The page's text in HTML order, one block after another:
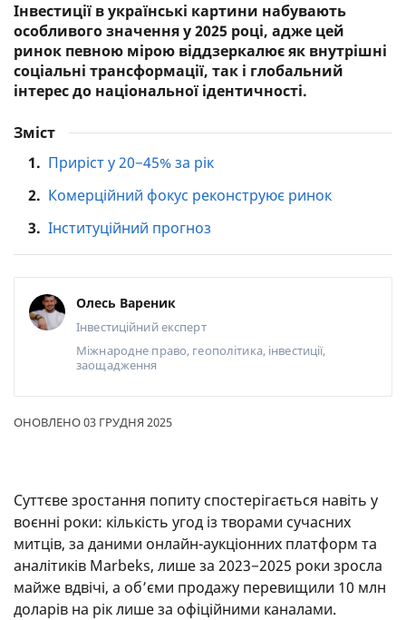
Інвестиції в українські картини набувають
особливого значення у 2025 році, адже цей
ринок певною мірою віддзеркалює як внутрішні
соціальні трансформації, так і глобальний
інтерес до національної ідентичності.
Зміст
1. Приріст у 20−45% за рік
2. Комерційний фокус реконструює ринок
3. Інституційний прогноз
Олесь Вареник
Інвестиційний експерт
Міжнародне право, геополітика, інвестиції,
заощадження
ОНОВЛЕНО 03 ГРУДНЯ 2025
Суттєве зростання попиту спостерігається навіть у
воєнні роки: кількість угод із творами сучасних
митців, за даними онлайн-аукціонних платформ та
аналітиків Marbeks, лише за 2023−2025 роки зросла
майже вдвічі, а об’єми продажу перевищили 10 млн
доларів на рік лише за офіційними каналами.